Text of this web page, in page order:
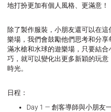
地打扮更加有個人風格、更滿意！
除了製作服裝，小朋友還可以在
樂場，我們會鼓勵他們思考和分
滿水槍和水球的遊樂場，只要結
巧，就可以變化出更多新穎的玩
時光。
日程：
Day 1 — 創客導師與小朋友